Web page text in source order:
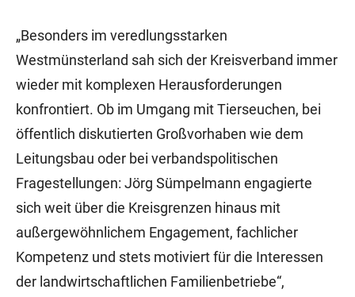
„Besonders im veredlungsstarken
Westmünsterland sah sich der Kreisverband immer
wieder mit komplexen Herausforderungen
konfrontiert. Ob im Umgang mit Tierseuchen, bei
öffentlich diskutierten Großvorhaben wie dem
Leitungsbau oder bei verbandspolitischen
Fragestellungen: Jörg Sümpelmann engagierte
sich weit über die Kreisgrenzen hinaus mit
außergewöhnlichem Engagement, fachlicher
Kompetenz und stets motiviert für die Interessen
der landwirtschaftlichen Familienbetriebe“,